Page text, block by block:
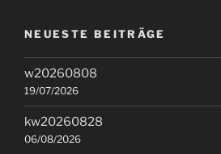
NEUESTE BEITRÄGE
w20260808
19/07/2026
kw20260828
06/08/2026